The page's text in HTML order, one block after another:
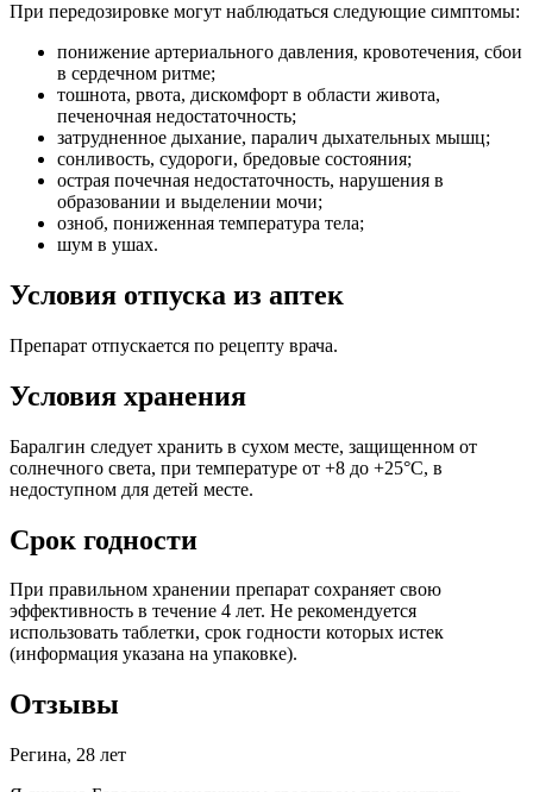
При передозировке могут наблюдаться следующие симптомы:
понижение артериального давления, кровотечения, сбои
в сердечном ритме;
тошнота, рвота, дискомфорт в области живота,
печеночная недостаточность;
затрудненное дыхание, паралич дыхательных мышц;
сонливость, судороги, бредовые состояния;
острая почечная недостаточность, нарушения в
образовании и выделении мочи;
озноб, пониженная температура тела;
шум в ушах.
Условия отпуска из аптек
Препарат отпускается по рецепту врача.
Условия хранения
Баралгин следует хранить в сухом месте, защищенном от
солнечного света, при температуре от +8 до +25°С, в
недоступном для детей месте.
Срок годности
При правильном хранении препарат сохраняет свою
эффективность в течение 4 лет. Не рекомендуется
использовать таблетки, срок годности которых истек
(информация указана на упаковке).
Отзывы
Регина, 28 лет